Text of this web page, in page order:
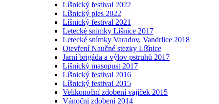
Líšnický festival 2022
Líšnický ples 2022
Líšnický festival 2021
Letecké snímky Líšnice 2017
Letecké snímky Varadov, Vandrlice 2018
Otevření Naučné stezky Líšnice
Jarní brigáda a výlov pstruhů 2017
Líšnický masopust 2017
Líšnický festival 2016
Líšnický festival 2015
Velikonoční zdobení vajíček 2015
Vánoční zdobení 2014